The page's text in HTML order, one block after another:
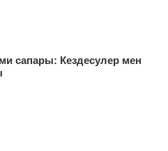
сапары: Кездесулер мен